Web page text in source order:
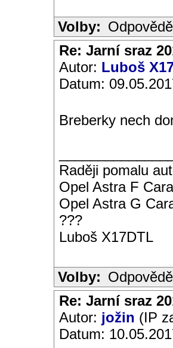
Volby:
Re: Jarní sraz
Autor: Luboš
Datum:
Breberky nech
Raději pomalu
Opel Astra F
Opel Astra G
???
Luboš X17DTL
Volby:
Re: Jarní sraz
Autor: jožin (IP
Datum: